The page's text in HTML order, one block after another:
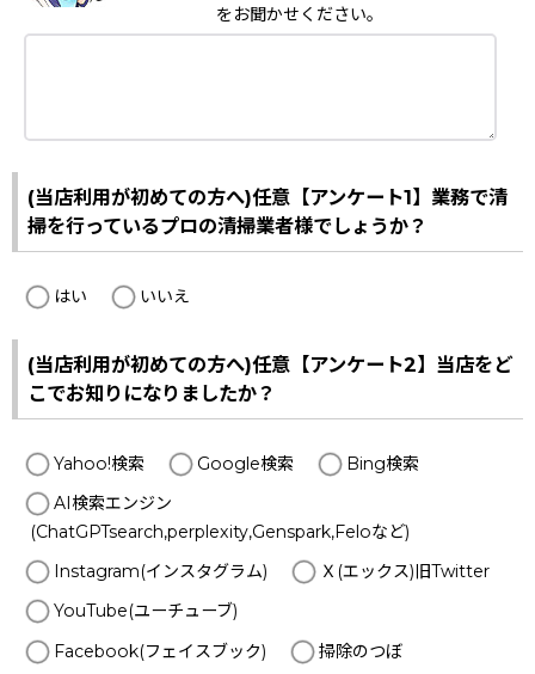
をお聞かせください。
(当店利用が初めての方へ)任意【アンケート1】業務で清
掃を行っているプロの清掃業者様でしょうか？
はい いいえ
(当店利用が初めての方へ)任意【アンケート2】当店をど
こでお知りになりましたか？
Yahoo!検索 Google検索
Bing検索
AI検索エンジン
(ChatGPTsearch,perplexity,Genspark,Feloなど)
Instagram(インスタグラム)
Ｘ(エックス)旧Twitter
YouTube(ユーチューブ)
Facebook(フェイスブック)
掃除のつぼ